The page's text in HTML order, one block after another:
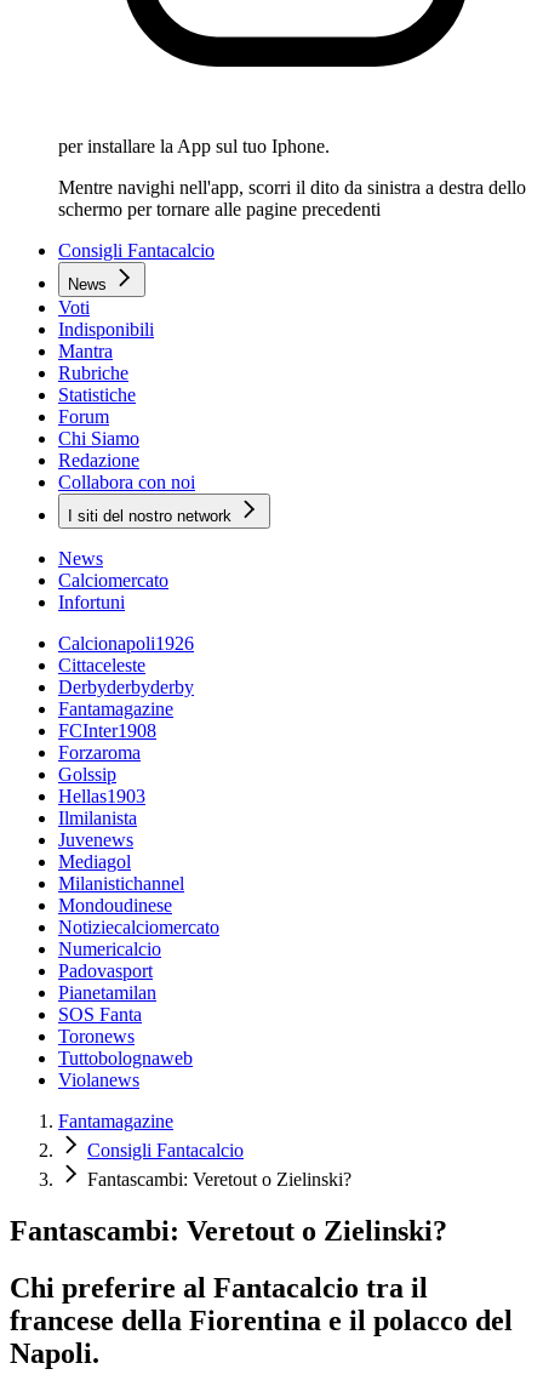
per installare la App sul tuo Iphone.
Mentre navighi nell'app, scorri il dito da sinistra a destra dello
schermo per tornare alle pagine precedenti
Consigli Fantacalcio
News
Voti
Indisponibili
Mantra
Rubriche
Statistiche
Forum
Chi Siamo
Redazione
Collabora con noi
I siti del nostro network
News
Calciomercato
Infortuni
Calcionapoli1926
Cittaceleste
Derbyderbyderby
Fantamagazine
FCInter1908
Forzaroma
Golssip
Hellas1903
Ilmilanista
Juvenews
Mediagol
Milanistichannel
Mondoudinese
Notiziecalciomercato
Numericalcio
Padovasport
Pianetamilan
SOS Fanta
Toronews
Tuttobolognaweb
Violanews
Fantamagazine
Consigli Fantacalcio
Fantascambi: Veretout o Zielinski?
Fantascambi: Veretout o Zielinski?
Chi preferire al Fantacalcio tra il
francese della Fiorentina e il polacco del
Napoli.